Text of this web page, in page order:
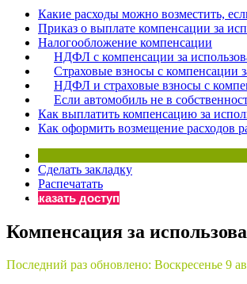
Какие расходы можно возместить,
Приказ о выплате компенсации за
Налогообложение компенсации
НДФЛ с компенсации за
Страховые взносы с компенсации
НДФЛ и страховые взносы с
Если автомобиль не в
Как выплатить компенсацию за
Как оформить возмещение расходов
Сделать закладку
Распечатать
Заказать доступ
Компенсация за
Последний раз обновлено: Воскресенье 9